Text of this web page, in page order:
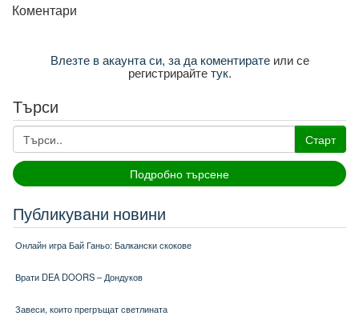
Коментари
Влезте в акаунта си, за да коментиратеили се
регистрирайтетук.
Търси
Старт
Подробно търсене
Публикувани новини
Онлайн игра Бай Ганьо: Балкански скокове
Врати DEA DOORS – Дондуков
Завеси, които прегръщат светлината